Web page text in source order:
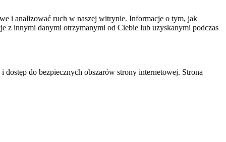
i analizować ruch w naszej witrynie. Informacje o tym, jak
z innymi danymi otrzymanymi od Ciebie lub uzyskanymi podczas
do bezpiecznych obszarów strony internetowej. Strona